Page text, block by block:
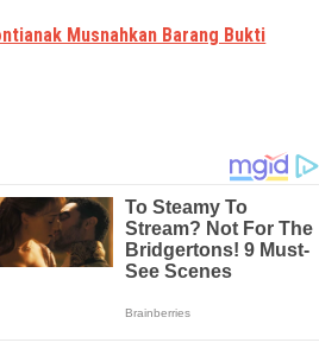
Musnahkan Barang Bukti